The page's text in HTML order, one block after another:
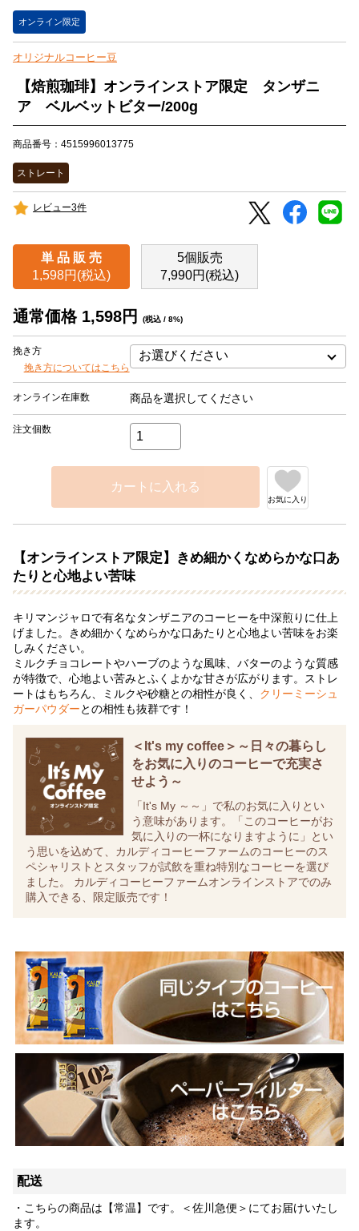
オンライン限定
オリジナルコーヒー豆
【焙煎珈琲】オンラインストア限定 タンザニ
ア ベルベットビター/200g
商品番号：4515996013775
ストレート
レビュー3件
単 品 販 売
1,598円(税込)
5個販売
7,990円(税込)
通常価格 1,598円 (税込 / 8%)
挽き方
挽き方についてはこちら
オンライン在庫数 商品を選択してください
注文個数
カートに入れる
お気に入り
【オンラインストア限定】きめ細かくなめらかな口あ
たりと心地よい苦味
キリマンジャロで有名なタンザニアのコーヒーを中深煎りに仕上
げました。きめ細かくなめらかな口あたりと心地よい苦味をお楽
しみください。
ミルクチョコレートやハーブのような風味、バターのような質感
が特徴で、心地よい苦みとふくよかな甘さが広がります。ストレ
ートはもちろん、ミルクや砂糖との相性が良く、 クリーミーシュ
ガーパウダーとの相性も抜群です！
＜It's my coffee＞～日々の暮らし
をお気に入りのコーヒーで充実さ
せよう～
「It's My ～～」で私のお気に入りとい
う意味があります。「このコーヒーがお
気に入りの一杯になりますように」とい
う思いを込めて、カルディコーヒーファームのコーヒーのス
ペシャリストとスタッフが試飲を重ね特別なコーヒーを選び
ました。 カルディコーヒーファームオンラインストアでのみ
購入できる、限定販売です！
配送
・こちらの商品は【常温】です。＜佐川急便＞にてお届けいたし
ます。